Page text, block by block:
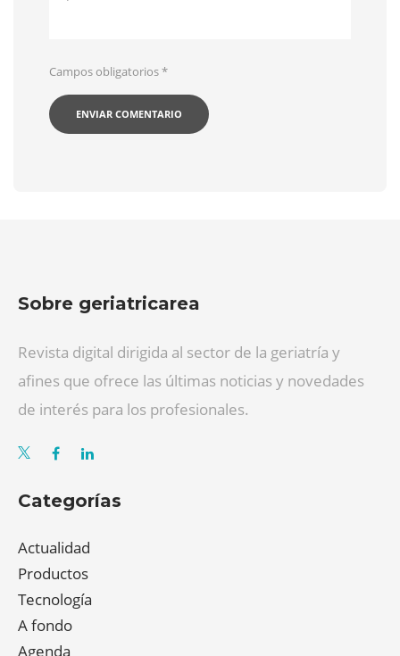
Campos obligatorios*
Sobre geriatricarea
Revista digital dirigida al sector de la geriatría y
afines que ofrece las últimas noticias y novedades
de interés para los profesionales.
Categorías
Actualidad
Productos
Tecnología
A fondo
Agenda